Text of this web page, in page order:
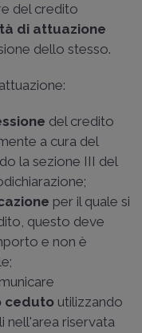
del credito
di attuazione
dello stesso.
del credito
a cura del
la sezione III del
per il quale si
questo deve
e non è
ceduto utilizzando
nell'area riservata